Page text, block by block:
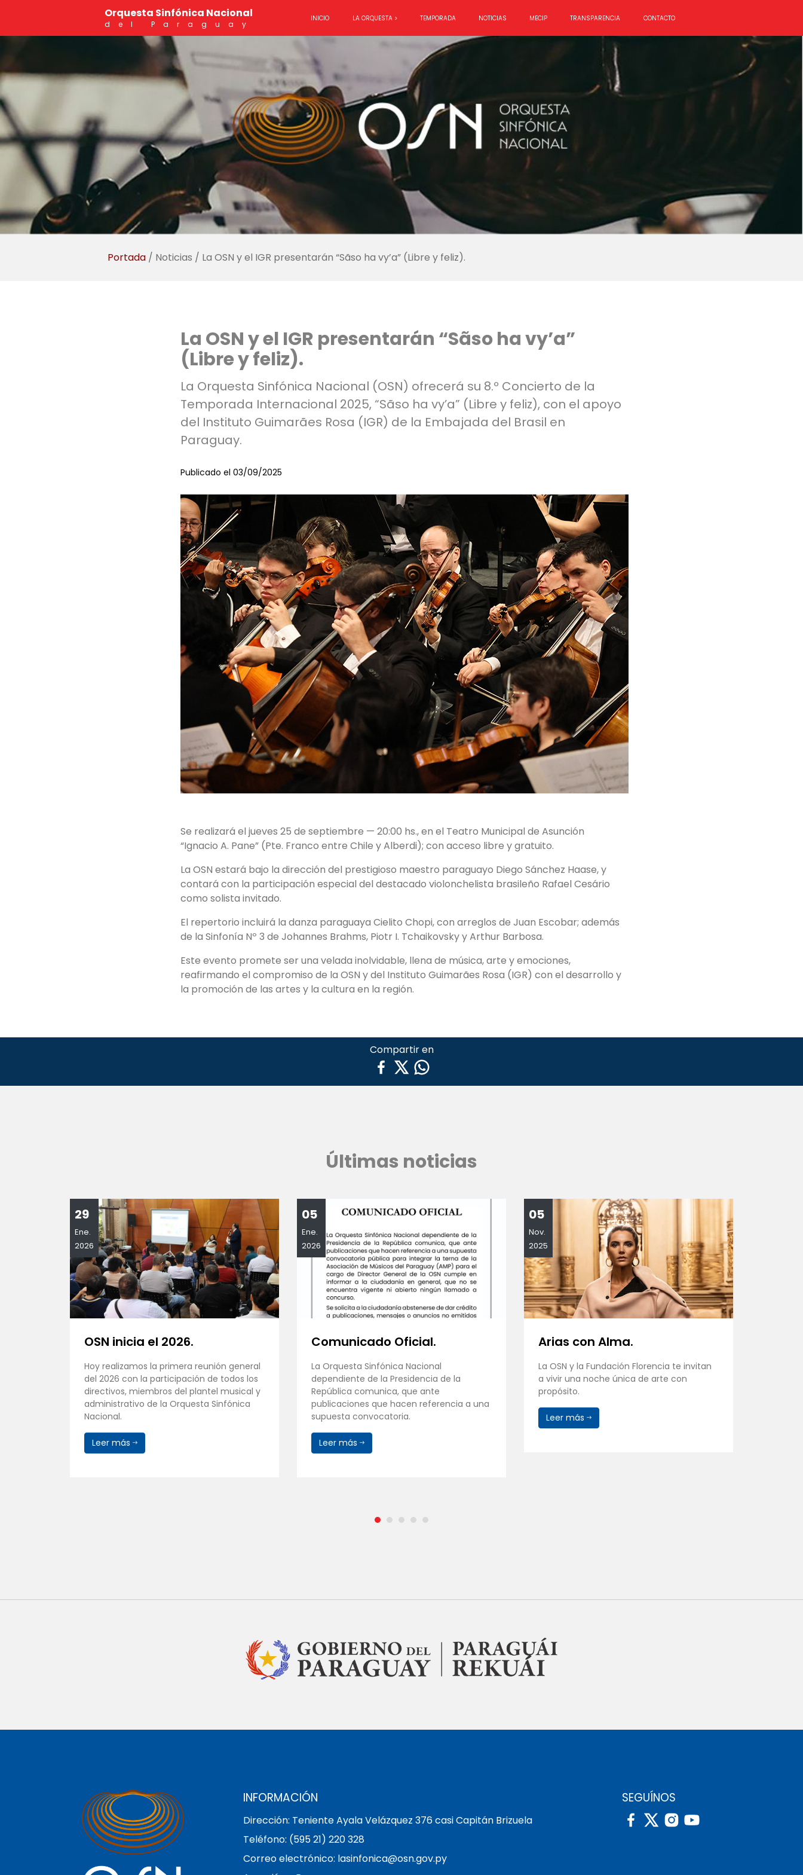
Orquesta Sinfónica Nacional
del Paraguay
INICIO LA ORQUESTA > TEMPORADA NOTICIAS MECIP TRANSPARENCIA CONTACTO
Portada / Noticias / La OSN y el IGR presentarán “Sãso ha vy’a” (Libre y feliz).
La OSN y el IGR presentarán “Sãso ha vy’a”
(Libre y feliz).
La Orquesta Sinfónica Nacional (OSN) ofrecerá su 8.º Concierto de la
Temporada Internacional 2025, “Sãso ha vy’a” (Libre y feliz), con el apoyo
del Instituto Guimarães Rosa (IGR) de la Embajada del Brasil en
Paraguay.
Publicado el 03/09/2025
Se realizará el jueves 25 de septiembre — 20:00 hs., en el Teatro Municipal de Asunción
“Ignacio A. Pane” (Pte. Franco entre Chile y Alberdi); con acceso libre y gratuito.
La OSN estará bajo la dirección del prestigioso maestro paraguayo Diego Sánchez Haase, y
contará con la participación especial del destacado violonchelista brasileño Rafael Cesário
como solista invitado.
El repertorio incluirá la danza paraguaya Cielito Chopi, con arreglos de Juan Escobar; además
de la Sinfonía Nº 3 de Johannes Brahms, Piotr I. Tchaikovsky y Arthur Barbosa.
Este evento promete ser una velada inolvidable, llena de música, arte y emociones,
reafirmando el compromiso de la OSN y del Instituto Guimarães Rosa (IGR) con el desarrollo y
la promoción de las artes y la cultura en la región.
Compartir en
Últimas noticias
29
Ene.
2026
OSN inicia el 2026.
Hoy realizamos la primera reunión general
del 2026 con la participación de todos los
directivos, miembros del plantel musical y
administrativo de la Orquesta Sinfónica
Nacional.
Leer más
05
Ene.
2026
Comunicado Oficial.
La Orquesta Sinfónica Nacional
dependiente de la Presidencia de la
República comunica, que ante
publicaciones que hacen referencia a una
supuesta convocatoria.
Leer más
05
Nov.
2025
Arias con Alma.
La OSN y la Fundación Florencia te invitan
a vivir una noche única de arte con
propósito.
Leer más
INFORMACIÓN
Dirección: Teniente Ayala Velázquez 376 casi Capitán Brizuela
Teléfono: (595 21) 220 328
Correo electrónico: lasinfonica@osn.gov.py
SEGUÍNOS